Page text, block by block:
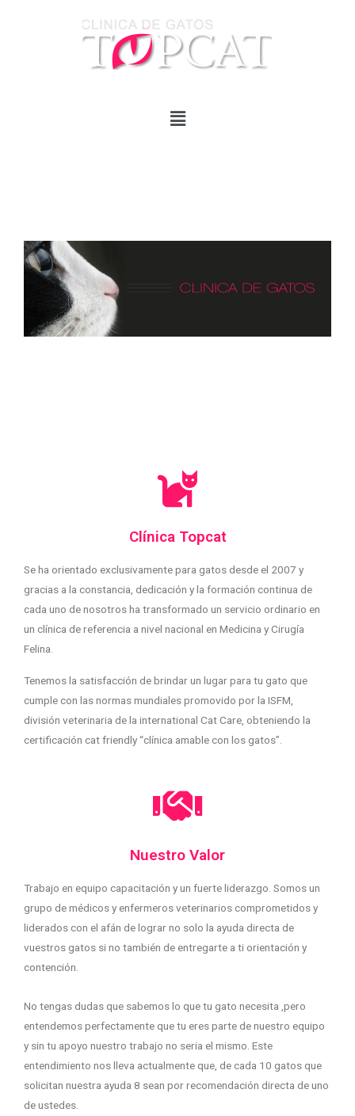
Clínica Topcat
Se ha orientado exclusivamente para gatos desde el 2007 y
gracias a la constancia, dedicación y la formación continua de
cada uno de nosotros ha transformado un servicio ordinario en
un clínica de referencia a nivel nacional en Medicina y Cirugía
Felina.
Tenemos la satisfacción de brindar un lugar para tu gato que
cumple con las normas mundiales promovido por la ISFM,
división veterinaria de la international Cat Care, obteniendo la
certificación cat friendly “clínica amable con los gatos”.
Nuestro Valor
Trabajo en equipo capacitación y un fuerte liderazgo. Somos un
grupo de médicos y enfermeros veterinarios comprometidos y
liderados con el afán de lograr no solo la ayuda directa de
vuestros gatos si no también de entregarte a ti orientación y
contención.
No tengas dudas que sabemos lo que tu gato necesita ,pero
entendemos perfectamente que tu eres parte de nuestro equipo
y sin tu apoyo nuestro trabajo no seria el mismo. Este
entendimiento nos lleva actualmente que, de cada 10 gatos que
solicitan nuestra ayuda 8 sean por recomendación directa de uno
de ustedes.